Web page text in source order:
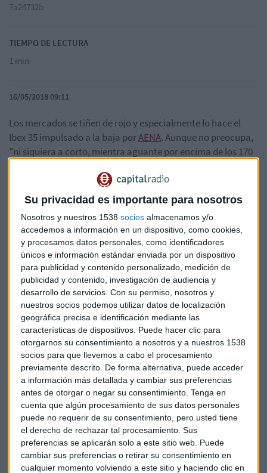
Su privacidad es importante para nosotros
Nosotros y nuestros 1538 socios almacenamos y/o
accedemos a información en un dispositivo, como cookies,
y procesamos datos personales, como identificadores
únicos e información estándar enviada por un dispositivo
para publicidad y contenido personalizado, medición de
publicidad y contenido, investigación de audiencia y
desarrollo de servicios. Con su permiso, nosotros y
nuestros socios podemos utilizar datos de localización
geográfica precisa e identificación mediante las
características de dispositivos. Puede hacer clic para
otorgarnos su consentimiento a nosotros y a nuestros 1538
socios para que llevemos a cabo el procesamiento
previamente descrito. De forma alternativa, puede acceder
a información más detallada y cambiar sus preferencias
antes de otorgar o negar su consentimiento. Tenga en
cuenta que algún procesamiento de sus datos personales
puede no requerir de su consentimiento, pero usted tiene
el derecho de rechazar tal procesamiento. Sus
preferencias se aplicarán solo a este sitio web. Puede
cambiar sus preferencias o retirar su consentimiento en
cualquier momento volviendo a este sitio y haciendo clic en
7a24732b
TIEMPO DE LECTURA
1 min
16/05/2018 09:11
Los mercados se tiñen de rojo y especialmente lo hace el
Ibex 35 impulsado a la baja porAENA. Aunque no preocupa,
"ni siquiera a corto, mientra aguante por encima de los 170
En la apertura, los títulos de la compañía han caído un 3% y
minutos más tarde el recorte se ha ampliado hasta el 5%.
"El movimiento de hoy hacedaño a quien haya tomado
posición recientemente. La situación actual no da para
comprar, pero si mantener", añade Moro en el consultorio de
Capital Radio.
El otro protagonista esOHLtras presentar cuentas y su
nuevo plan estratégico. En este caso y a diferencia de AENA,
Moro no es tan optimista. "El problema es que ha abierto
por debajo del soporte 3,38 y tiene que recuperarlo para que
vuelva a la normalidad o irá a más". Puedes escuchar el
consultorio con Roberto Moro aquí: